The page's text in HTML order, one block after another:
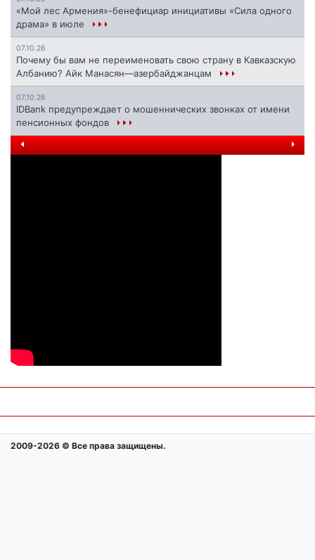
«Мой лес Армения»-бенефициар инициативы «Сила одного
драма» в июле
07.10.26
Почему бы вам не переименовать свою страну в Кавказскую
Албанию? Айк Манасян—азербайджанцам
07.10.26
IDBank предупреждает о мошеннических звонках от имени
пенсионных фондов
2009-2026 © Все права защищены.